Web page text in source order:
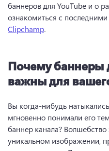
баннеров для YouTube и о
ознакомиться с
Clipchamp.
Почему баннеры
важны для
Вы когда-нибудь
мгновенно понимали его
баннер канала? Волшебство
уникальном изображении,